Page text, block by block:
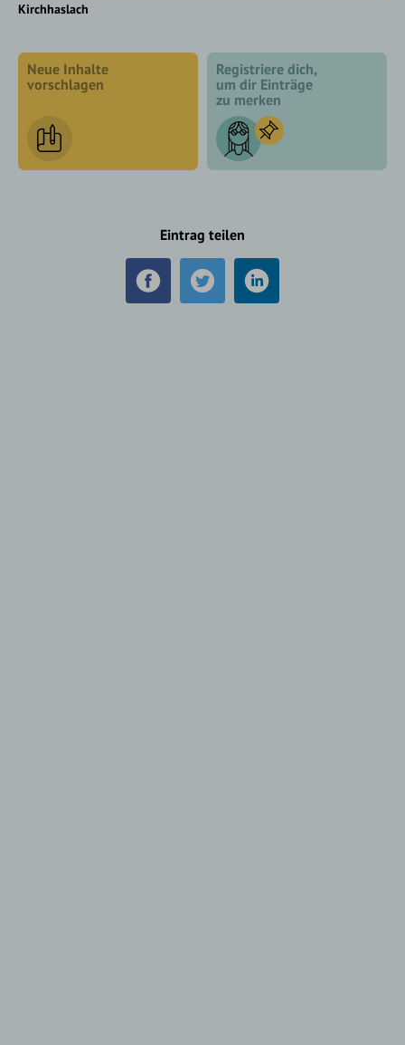
Kirchhaslach
Neue Inhalte
vorschlagen
Registriere dich,
um dir Einträge
zu merken
Eintrag teilen